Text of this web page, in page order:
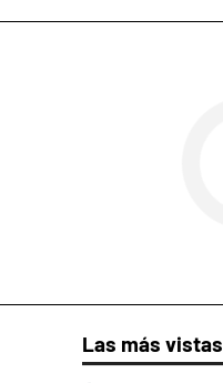
Las más vistas